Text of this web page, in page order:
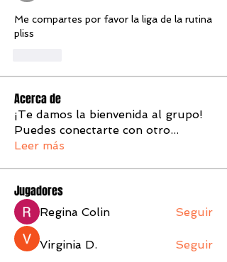
Me compartes por favor la liga de la rutina
pliss
Acerca de
¡Te damos la bienvenida al grupo!
Puedes conectarte con otro...
Leer más
Jugadores
Regina Colin Seguir
Virginia D. Seguir